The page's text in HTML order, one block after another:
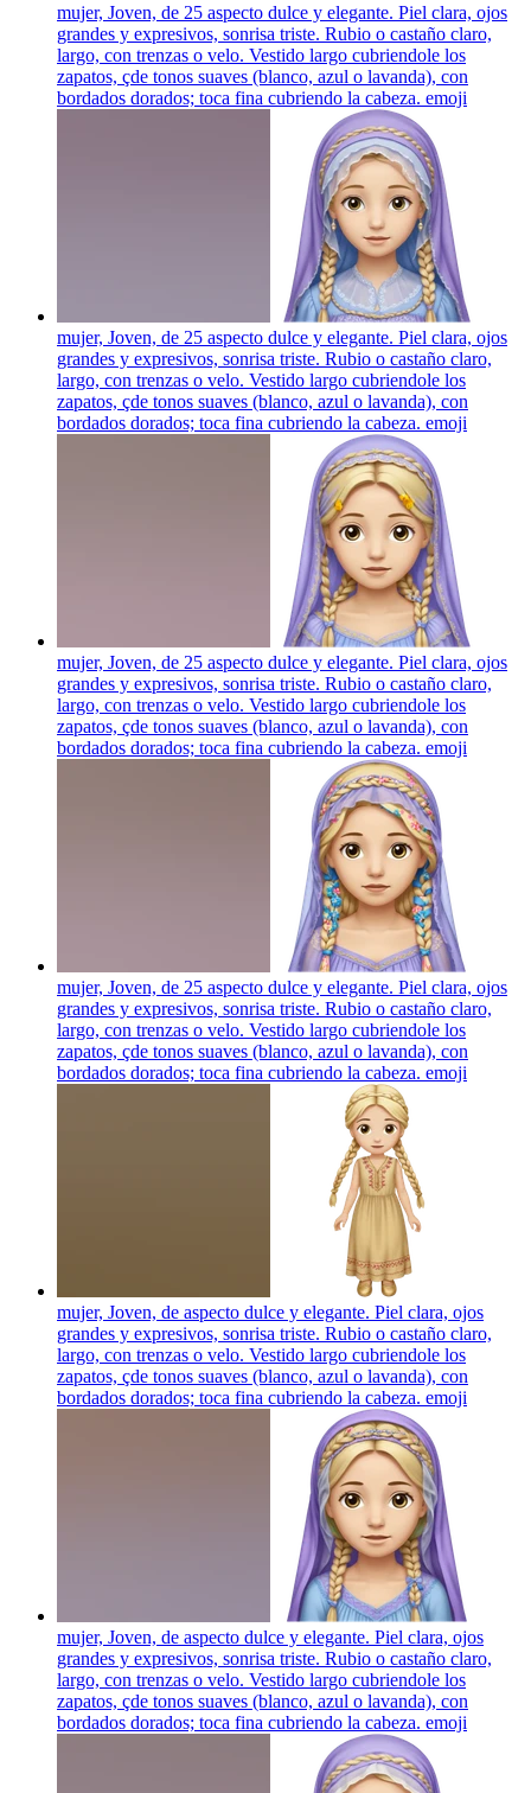
mujer, Joven, de 25 aspecto dulce y elegante. Piel clara, ojos
grandes y expresivos, sonrisa triste. Rubio o castaño claro,
largo, con trenzas o velo. Vestido largo cubriendole los
zapatos, çde tonos suaves (blanco, azul o lavanda), con
bordados dorados; toca fina cubriendo la cabeza. emoji
mujer, Joven, de 25 aspecto dulce y elegante. Piel clara, ojos
grandes y expresivos, sonrisa triste. Rubio o castaño claro,
largo, con trenzas o velo. Vestido largo cubriendole los
zapatos, çde tonos suaves (blanco, azul o lavanda), con
bordados dorados; toca fina cubriendo la cabeza. emoji
mujer, Joven, de 25 aspecto dulce y elegante. Piel clara, ojos
grandes y expresivos, sonrisa triste. Rubio o castaño claro,
largo, con trenzas o velo. Vestido largo cubriendole los
zapatos, çde tonos suaves (blanco, azul o lavanda), con
bordados dorados; toca fina cubriendo la cabeza. emoji
mujer, Joven, de 25 aspecto dulce y elegante. Piel clara, ojos
grandes y expresivos, sonrisa triste. Rubio o castaño claro,
largo, con trenzas o velo. Vestido largo cubriendole los
zapatos, çde tonos suaves (blanco, azul o lavanda), con
bordados dorados; toca fina cubriendo la cabeza. emoji
mujer, Joven, de aspecto dulce y elegante. Piel clara, ojos
grandes y expresivos, sonrisa triste. Rubio o castaño claro,
largo, con trenzas o velo. Vestido largo cubriendole los
zapatos, çde tonos suaves (blanco, azul o lavanda), con
bordados dorados; toca fina cubriendo la cabeza. emoji
mujer, Joven, de aspecto dulce y elegante. Piel clara, ojos
grandes y expresivos, sonrisa triste. Rubio o castaño claro,
largo, con trenzas o velo. Vestido largo cubriendole los
zapatos, çde tonos suaves (blanco, azul o lavanda), con
bordados dorados; toca fina cubriendo la cabeza. emoji